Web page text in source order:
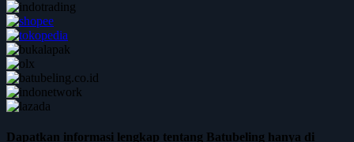
Dapatkan informasi lengkap tentang Batubeling hanya di